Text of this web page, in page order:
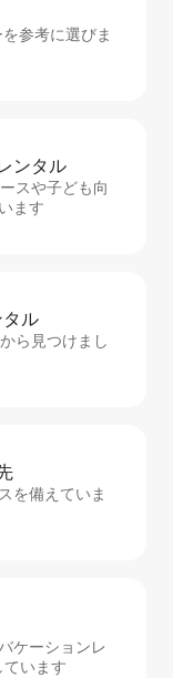
参考に選びま
ン⁠タ⁠ル
スや子ども向
ます
ル
ら見つけまし
を備えていま
ケーションレ
います